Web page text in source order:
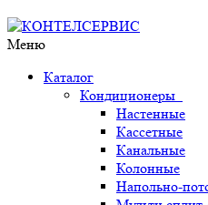
Меню
Каталог
Кондиционеры
Настенные
Кассетные
Канальные
Колонные
Напольно-